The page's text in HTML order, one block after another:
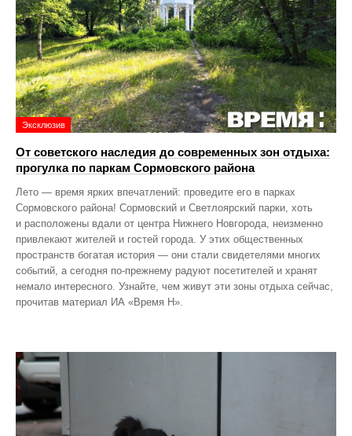
Эксклюзив
От советского наследия до современных зон отдыха:
прогулка по паркам Сормовского района
Лето — время ярких впечатлений: проведите его в парках
Сормовского района! Сормовский и Светлоярский парки, хоть
и расположены вдали от центра Нижнего Новгорода, неизменно
привлекают жителей и гостей города. У этих общественных
пространств богатая история — они стали свидетелями многих
событий, а сегодня по‑прежнему радуют посетителей и хранят
немало интересного. Узнайте, чем живут эти зоны отдыха сейчас,
прочитав материал ИА «Время Н».